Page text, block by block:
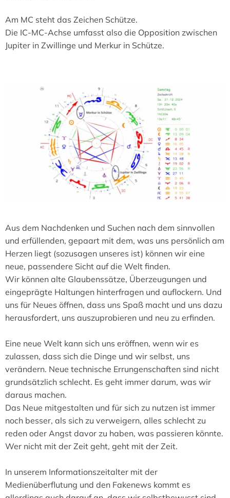
Am MC steht das Zeichen Schütze.
Die IC-MC-Achse umfasst also die Opposition zwischen
Jupiter in Zwillinge und Merkur in Schütze.
Aus dem Nachdenken und Suchen nach dem sinnvollen
und erfüllenden, gepaart mit dem, was uns persönlich am
Herzen liegt (sozusagen unseres ist) können wir eine
neue, passendere Sicht auf die Welt finden.
Wir können alte Glaubenssätze, Überzeugungen und
eingeprägte Haltungen hinterfragen und auflockern. Und
uns für Neues öffnen, dass uns Spaß macht und uns dazu
herausfordert, uns auszuprobieren und neu zu erfinden.
Eine neue Welt kann sich uns eröffnen, wenn wir es
zulassen, dass sich die Dinge und wir selbst, uns
verändern. Neue technische Errungenschaften sind nicht
grundsätzlich schlecht. Es geht immer darum, was wir
daraus machen.
Das Neue mitgestalten und für sich zu nutzen ist immer
noch besser, als sich zu verweigern, alles schlecht zu
reden oder Angst davor zu haben, was passieren könnte.
Wer nicht mit der Zeit geht, geht mit der Zeit.
In unserem Informationszeitalter mit der
Medienüberflutung und den Fakenews kommt es